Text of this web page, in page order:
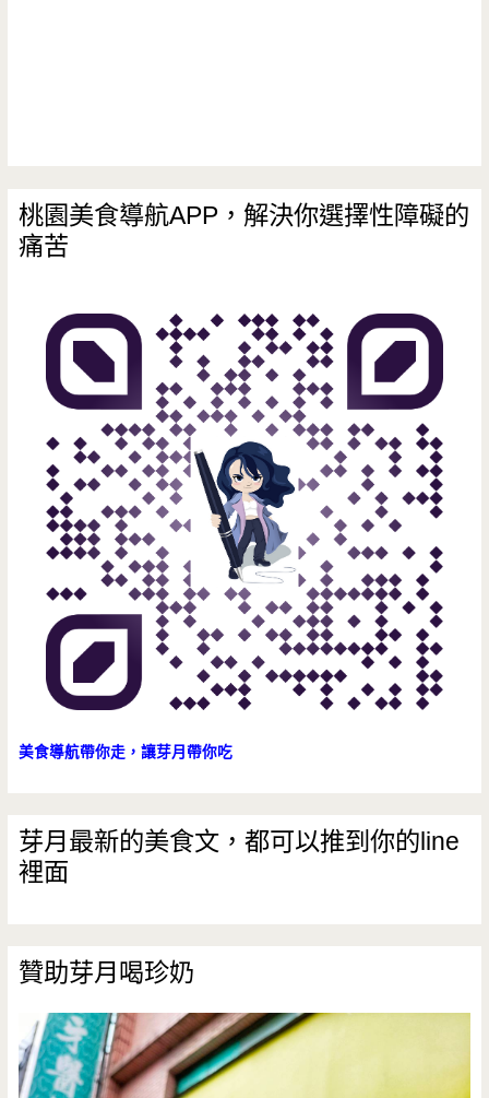
等
兩
禮
才
吃
的
到
桃園美食導航APP，解決你選擇性障礙的
痛苦
美食導航帶你走，讓芽月帶你吃
芽月最新的美食文，都可以推到你的line
裡面
贊助芽月喝珍奶